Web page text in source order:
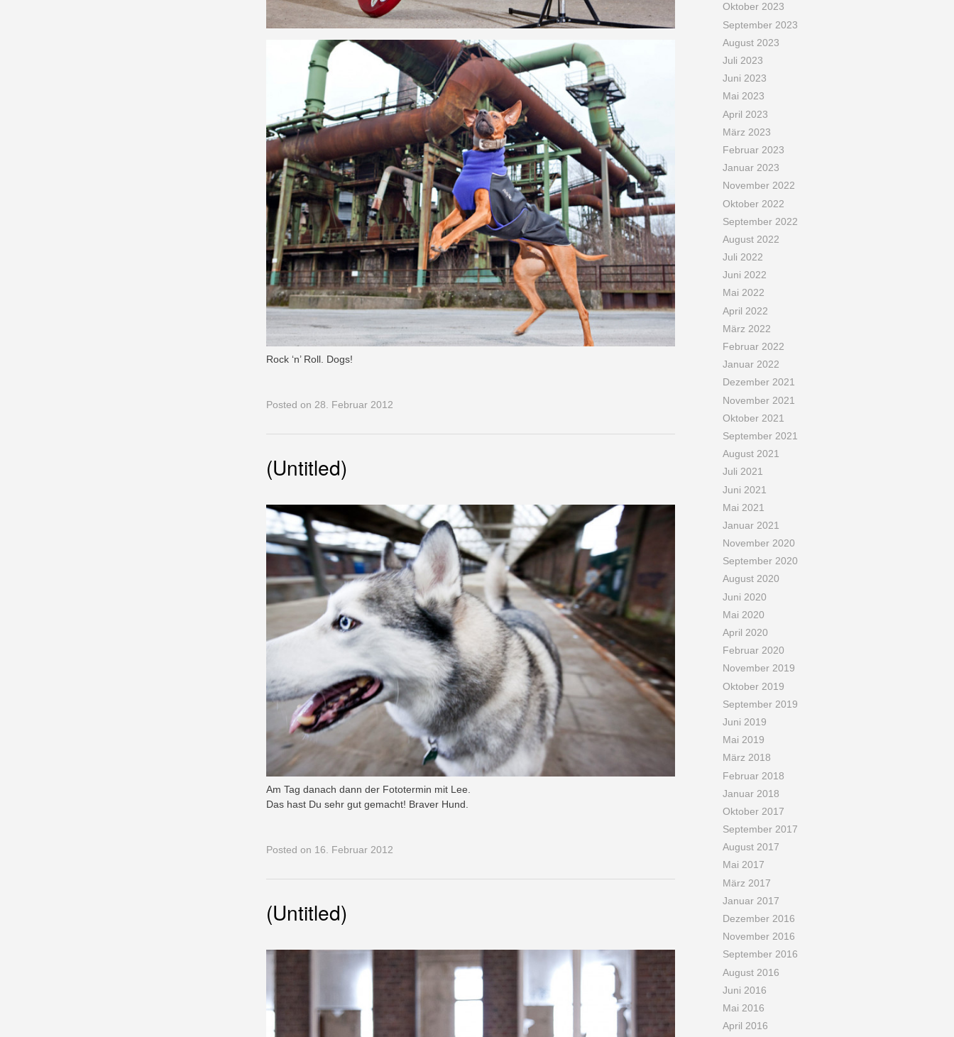
Rock ‘n’ Roll. Dogs!
Posted on 28. Februar 2012
(Untitled)
Am Tag danach dann der Fototermin mit Lee.
Das hast Du sehr gut gemacht! Braver Hund.
Posted on 16. Februar 2012
(Untitled)
Oktober 2023
September 2023
August 2023
Juli 2023
Juni 2023
Mai 2023
April 2023
März 2023
Februar 2023
Januar 2023
November 2022
Oktober 2022
September 2022
August 2022
Juli 2022
Juni 2022
Mai 2022
April 2022
März 2022
Februar 2022
Januar 2022
Dezember 2021
November 2021
Oktober 2021
September 2021
August 2021
Juli 2021
Juni 2021
Mai 2021
Januar 2021
November 2020
September 2020
August 2020
Juni 2020
Mai 2020
April 2020
Februar 2020
November 2019
Oktober 2019
September 2019
Juni 2019
Mai 2019
März 2018
Februar 2018
Januar 2018
Oktober 2017
September 2017
August 2017
Mai 2017
März 2017
Januar 2017
Dezember 2016
November 2016
September 2016
August 2016
Juni 2016
Mai 2016
April 2016